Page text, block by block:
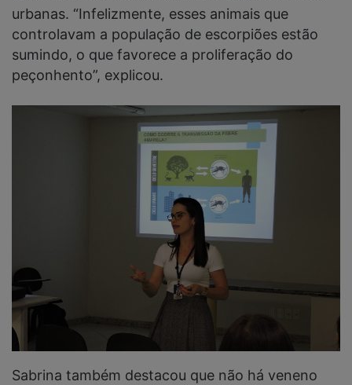
urbanas. “Infelizmente, esses animais que
controlavam a população de escorpiões estão
sumindo, o que favorece a proliferação do
peçonhento”, explicou.
Sabrina também destacou que não há veneno